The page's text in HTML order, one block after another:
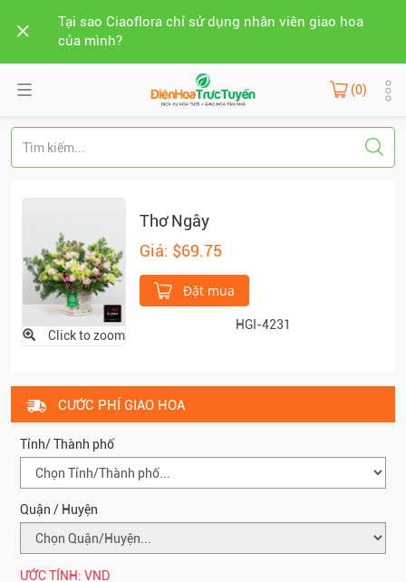
Tại sao Ciaoflora chỉ sử dụng nhân viên giao hoa
của mình?
(0)
Click to zoom
Thơ Ngây
Giá: $69.75
Đặt mua
HGI-4231
CƯỚC PHÍ GIAO HOA
Tỉnh/ Thành phố
Quận / Huyện
ƯỚC TÍNH: VND